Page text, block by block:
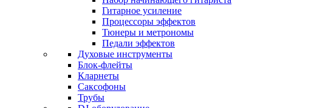
Гитарное усиление
Процессоры эффектов
Тюнеры и метрономы
Педали эффектов
Духовые инструменты
Блок-флейты
Кларнеты
Саксофоны
Трубы